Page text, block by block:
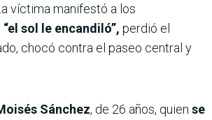
víctima manifestó a los
“el sol le encandiló”, perdió el
chocó contra el paseo central y
Sánchez, de 26 años, quien se